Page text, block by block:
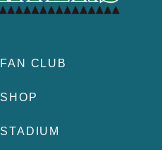
FAN CLUB
SHOP
STADIUM